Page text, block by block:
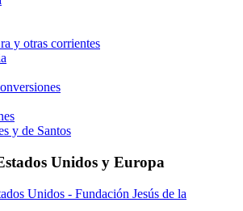
y otras corrientes
y de Santos
Unidos y Europa